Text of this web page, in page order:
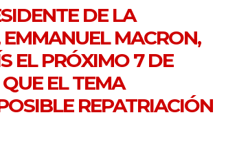
DE LA
MACRON,
EL PRÓXIMO 7 DE
EL TEMA
REPATRIACIÓN